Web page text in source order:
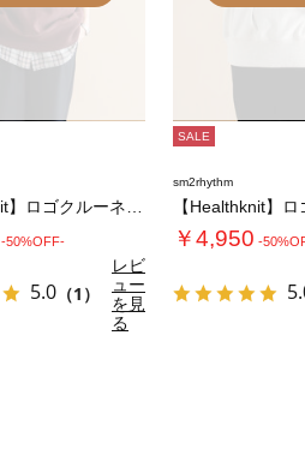
-50%OFF-
5.0 （1）
レビ
ュー
を見
る
SALE
sm2rhythm
￥4,950 -